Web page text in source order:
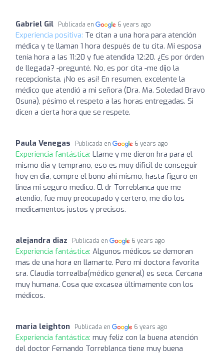
Gabriel Gil Publicada en 6 years ago
Experiencia positiva: Te citan a una hora para atención
médica y te llaman 1 hora después de tu cita. Mi esposa
tenía hora a las 11:20 y fue atendida 12:20. ¿Es por órden
de llegada? -pregunté. No, es por cita -me dijo la
recepcionista. ¡No es así! En resumen, excelente la
médico que atendió a mi señora (Dra. Ma. Soledad Bravo
Osuna), pésimo el respeto a las horas entregadas. Si
dicen a cierta hora que se respete.
Paula Venegas Publicada en 6 years ago
Experiencia fantástica: Llame y me dieron hra para el
mismo dia y temprano, eso es muy dificil de conseguir
hoy en dia, compre el bono ahi mismo, hasta figuro en
linea mi seguro medico. El dr Torreblanca que me
atendio, fue muy preocupado y certero, me dio los
medicamentos justos y precisos.
alejandra diaz Publicada en 6 years ago
Experiencia fantástica: Algunos médicos se demoran
mas de una hora en llamarte. Pero mi doctora favorita
sra. Claudia torrealba(médico general) es seca. Cercana
muy humana. Cosa que excasea últimamente con los
médicos.
maria leighton Publicada en 6 years ago
Experiencia fantástica: muy feliz con la buena atención
del doctor Fernando Torreblanca tiene muy buena